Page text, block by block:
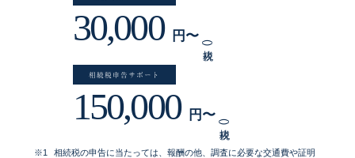
30,000 円〜 (税抜)
相続税申告サポート
150,000 円〜 (税抜)
相続税の申告に当たっては、報酬の他、調査に必要な交通費や証明